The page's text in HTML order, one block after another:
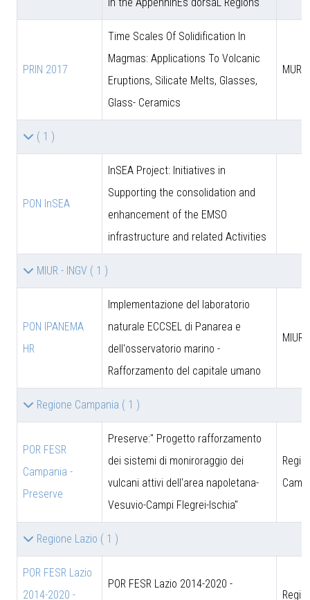
PRIN 2017
Time Scales Of Solidification In
Magmas: Applications To Volcanic
Eruptions, Silicate Melts, Glasses,
Glass- Ceramics
MUR
( 1 )
PON InSEA
InSEA Project: Initiatives in
Supporting the consolidation and
enhancement of the EMSO
infrastructure and related Activities
MIUR - INGV ( 1 )
PON IPANEMA
HR
Implementazione del laboratorio
naturale ECCSEL di Panarea e
dell'osservatorio marino -
Rafforzamento del capitale umano
MIUR
Regione Campania ( 1 )
POR FESR
Campania -
Preserve
Preserve:" Progetto rafforzamento
dei sistemi di moniroraggio dei
vulcani attivi dell'area napoletana-
Vesuvio-Campi Flegrei-Ischia"
Regione Lazio ( 1 )
POR FESR Lazio
2014-2020 -
POR FESR Lazio 2014-2020 -